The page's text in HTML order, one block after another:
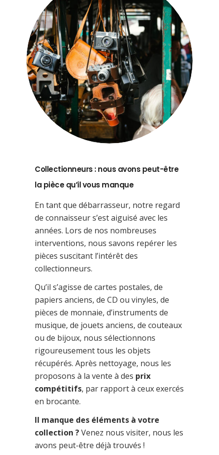
Collectionneurs : nous avons peut-être
la pièce qu’il vous manque
En tant que débarrasseur, notre regard
de connaisseur s’est aiguisé avec les
années. Lors de nos nombreuses
interventions, nous savons repérer les
pièces suscitant l’intérêt des
collectionneurs.
Qu’il s’agisse de cartes postales, de
papiers anciens, de CD ou vinyles, de
pièces de monnaie, d’instruments de
musique, de jouets anciens, de couteaux
ou de bijoux, nous sélectionnons
rigoureusement tous les objets
récupérés. Après nettoyage, nous les
proposons à la vente à des prix
compétitifs, par rapport à ceux exercés
en brocante.
Il manque des éléments à votre
collection ?Venez nous visiter, nous les
avons peut-être déjà trouvés !